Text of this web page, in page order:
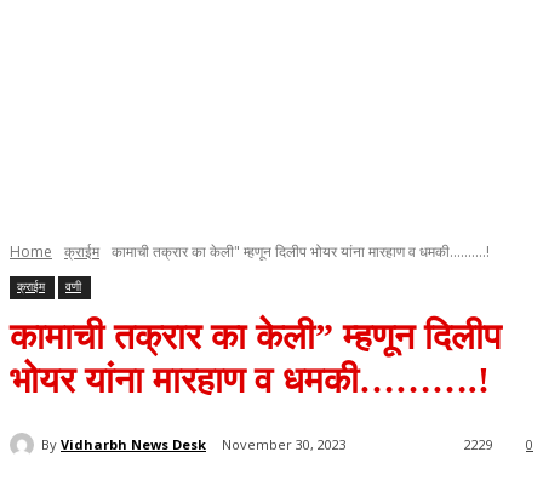
Home क्राईम कामाची तक्रार का केली" म्हणून दिलीप भोयर यांना मारहाण व धमकी..........!
क्राईम वणी
कामाची तक्रार का केली” म्हणून दिलीप
भोयर यांना मारहाण व धमकी……….!
By Vidharbh News Desk November 30, 2023 0
2229